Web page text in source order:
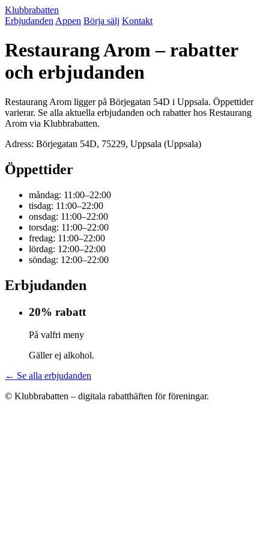
Klubbrabatten
Erbjudanden Appen Börja sälj Kontakt
Restaurang Arom – rabatter
och erbjudanden
Restaurang Arom ligger på Börjegatan 54D i Uppsala. Öppettider
varierar. Se alla aktuella erbjudanden och rabatter hos Restaurang
Arom via Klubbrabatten.
Adress: Börjegatan 54D, 75229, Uppsala (Uppsala)
Öppettider
måndag: 11:00–22:00
tisdag: 11:00–22:00
onsdag: 11:00–22:00
torsdag: 11:00–22:00
fredag: 11:00–22:00
lördag: 12:00–22:00
söndag: 12:00–22:00
Erbjudanden
20% rabatt
På valfri meny
Gäller ej alkohol.
← Se alla erbjudanden
© Klubbrabatten – digitala rabatthäften för föreningar.